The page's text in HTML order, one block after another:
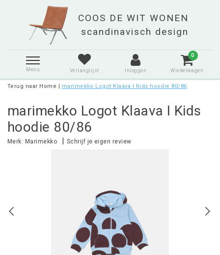
Menu Verlanglijst Inloggen
0
Winkelwagen
Terug naar Home | marimekko Logot Klaava I Kids hoodie 80/86
marimekko Logot Klaava I Kids
hoodie 80/86
Merk: Marimekko | Schrijf je eigen review